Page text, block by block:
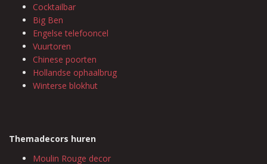
Cocktailbar
Big Ben
Engelse telefooncel
Vuurtoren
Chinese poorten
Hollandse ophaalbrug
Winterse blokhut
Themadecors huren
Moulin Rouge decor